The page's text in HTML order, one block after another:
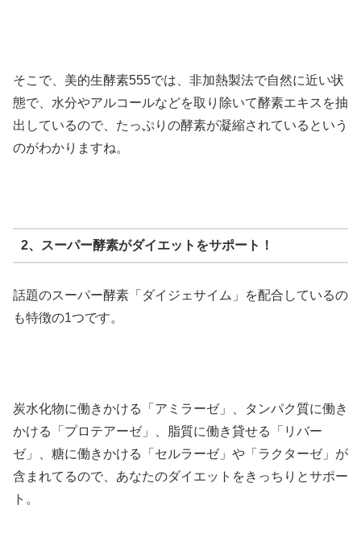
そこで、美的生酵素555では、非加熱製法で自然に近い状
態で、水分やアルコールなどを取り除いて酵素エキスを抽
出しているので、たっぷりの酵素が凝縮されているという
のがわかりますね。
2、スーパー酵素がダイエットをサポート！
話題のスーパー酵素「ダイジェサイム」を配合しているの
も特徴の1つです。
炭水化物に働きかける「アミラーゼ」、タンパク質に働き
かける「プロテアーゼ」、脂質に働き貸せる「リバー
ゼ」、糖に働きかける「セルラーゼ」や「ラクターゼ」が
含まれてるので、あなたのダイエットをきっちりとサポー
ト。